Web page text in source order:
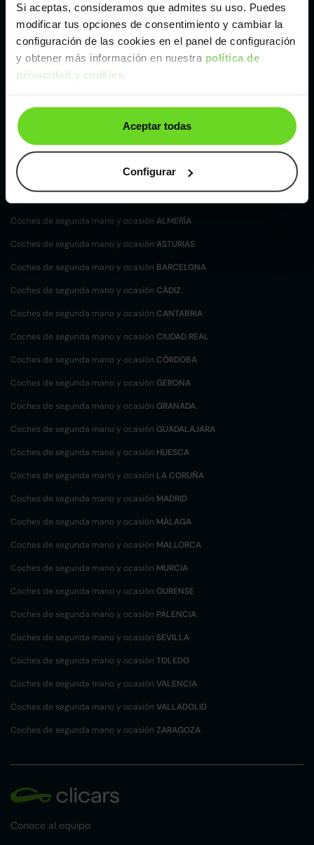
Si aceptas, consideramos que admites su uso. Puedes
modificar tus opciones de consentimiento y cambiar la
configuración de las cookies en el panel de configuración
y obtener más información en nuestra política de
privacidad y cookies.
Aceptar todas
Configurar
Zaragoza
Ver Skoda Enyaq iV de segunda mano y ocasión
Coches de segunda mano y ocasión por
localización
Coches de segunda mano y ocasiónALBACETE
Coches de segunda mano y ocasión ALMERÍA
Coches de segunda mano y ocasión ASTURIAS
Coches de segunda mano y ocasión BARCELONA
Coches de segunda mano y ocasión CÁDIZ
Coches de segunda mano y ocasión CANTABRIA
Coches de segunda mano y ocasión CIUDAD REAL
Coches de segunda mano y ocasión CÓRDOBA
Coches de segunda mano y ocasión GERONA
Coches de segunda mano y ocasión GRANADA
Coches de segunda mano y ocasión GUADALAJARA
Coches de segunda mano y ocasión HUESCA
Coches de segunda mano y ocasión LA CORUÑA
Coches de segunda mano y ocasión MADRID
Coches de segunda mano y ocasión MÁLAGA
Coches de segunda mano y ocasión MALLORCA
Coches de segunda mano y ocasión MURCIA
Coches de segunda mano y ocasión OURENSE
Coches de segunda mano y ocasión PALENCIA
Coches de segunda mano y ocasión SEVILLA
Coches de segunda mano y ocasión TOLEDO
Coches de segunda mano y ocasión VALENCIA
Coches de segunda mano y ocasión VALLADOLID
Coches de segunda mano y ocasión ZARAGOZA
Conoce al equipo